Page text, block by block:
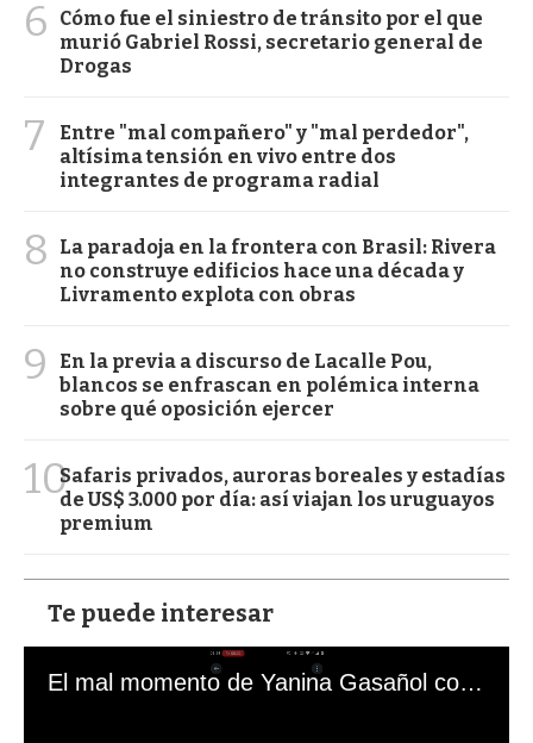
6
Cómo fue el siniestro de tránsito por el que
murió Gabriel Rossi, secretario general de
Drogas
7
Entre "mal compañero" y "mal perdedor",
altísima tensión en vivo entre dos
integrantes de programa radial
8
La paradoja en la frontera con Brasil: Rivera
no construye edificios hace una década y
Livramento explota con obras
9
En la previa a discurso de Lacalle Pou,
blancos se enfrascan en polémica interna
sobre qué oposición ejercer
10Safaris privados, auroras boreales y estadías
de US$ 3.000 por día: así viajan los uruguayos
premium
Te puede interesar
El mal momento de Yanina Gasañol con un hincha argentino en "Subrayado"